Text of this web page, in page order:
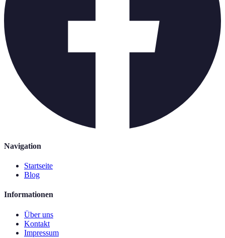
Navigation
Startseite
Blog
Informationen
Über uns
Kontakt
Impressum